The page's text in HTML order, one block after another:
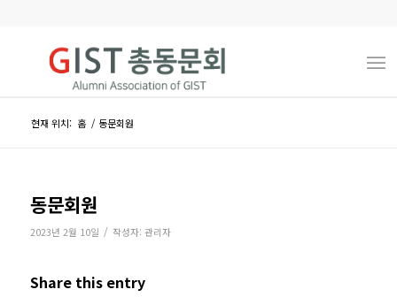
현재 위치: 홈 / 동문회원
동문회원
2023년 2월 10일 / 작성자: 관리자
Share this entry